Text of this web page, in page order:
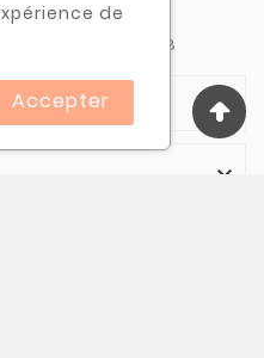
depuis 1988


de
Accepter